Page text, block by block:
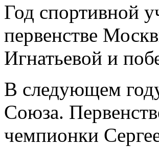
Год спортивной
первенстве
Игнатьевой и
В следующем
Союза.
чемпионки